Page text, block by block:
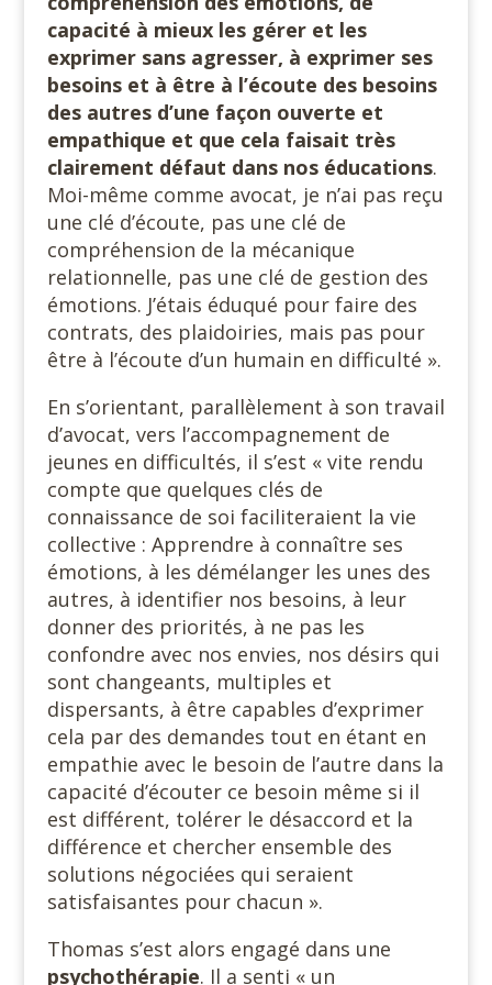
capacité à mieux les gérer et les
exprimer sans agresser, à exprimer ses
besoins et à être à l’écoute des besoins
des autres d’une façon ouverte et
empathique et que cela faisait très
clairement défaut dans nos éducations.
Moi-même comme avocat, je n’ai pas reçu
une clé d’écoute, pas une clé de
compréhension de la mécanique
relationnelle, pas une clé de gestion des
émotions. J’étais éduqué pour faire des
contrats, des plaidoiries, mais pas pour
être à l’écoute d’un humain en difficulté ».
En s’orientant, parallèlement à son travail
d’avocat, vers l’accompagnement de
jeunes en difficultés, il s’est « vite rendu
compte que quelques clés de
connaissance de soi faciliteraient la vie
collective : Apprendre à connaître ses
émotions, à les démélanger les unes des
autres, à identifier nos besoins, à leur
donner des priorités, à ne pas les
confondre avec nos envies, nos désirs qui
sont changeants, multiples et
dispersants, à être capables d’exprimer
cela par des demandes tout en étant en
empathie avec le besoin de l’autre dans la
capacité d’écouter ce besoin même si il
est différent, tolérer le désaccord et la
différence et chercher ensemble des
solutions négociées qui seraient
satisfaisantes pour chacun ».
Thomas s’est alors engagé dans une
psychothérapie. Il a senti « un